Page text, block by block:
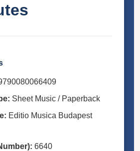
Sheet Music / Paperback
Editio Musica Budapest
6640